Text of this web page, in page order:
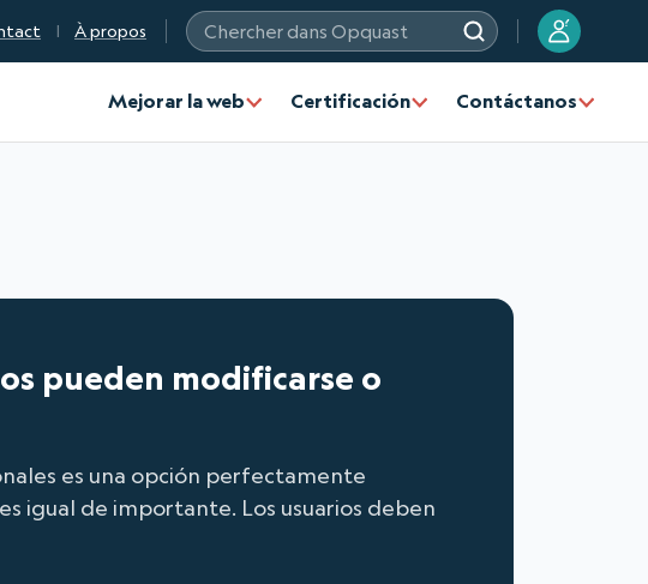
À propos
Chercher dans Opquast
?
Mejorar la web Certificación Contáctanos
pueden modificarse o
es una opción perfectamente
igual de importante. Los usuarios deben